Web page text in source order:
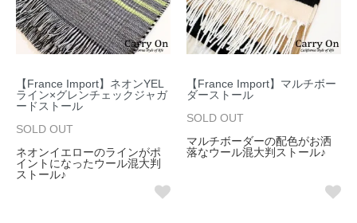
【France Import】ネオンYEL
ライン×グレンチェックジャガ
ードストール
SOLD OUT
ネオンイエローのラインがポ
イントになったウール混大判
ストール♪
【France Import】マルチボー
ダーストール
SOLD OUT
マルチボーダーの配色がお洒
落なウール混大判ストール♪